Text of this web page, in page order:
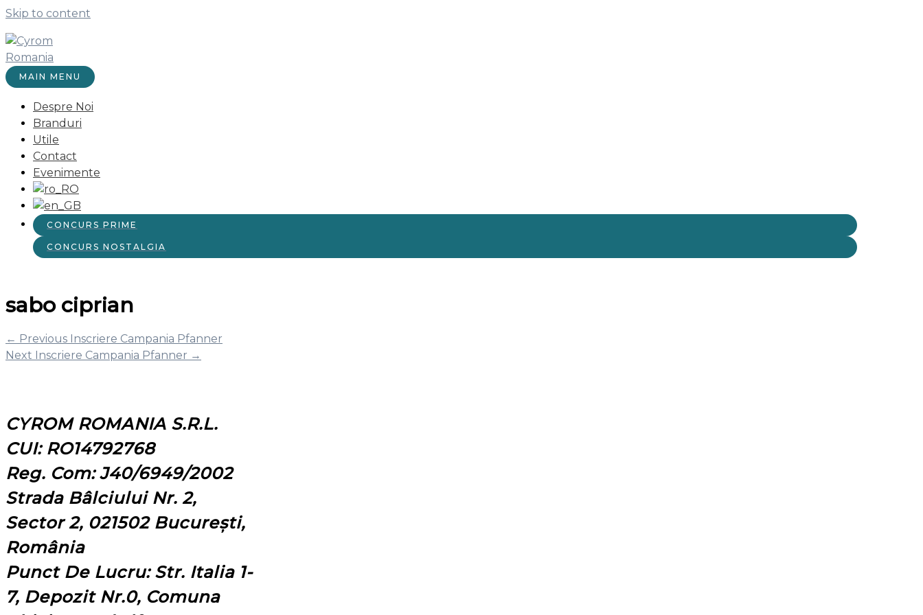
Skip to content
MAIN MENU
Despre Noi
Branduri
Utile
Contact
Evenimente
CONCURS PRIME
CONCURS NOSTALGIA
sabo ciprian
← Previous Inscriere Campania Pfanner
Next Inscriere Campania Pfanner →
CYROM ROMANIA S.R.L.
CUI: RO14792768
Reg. Com: J40/6949/2002
Strada Bâlciului Nr. 2,
Sector 2, 021502 București,
România
Punct De Lucru: Str. Italia 1-
7, Depozit Nr.0, Comuna